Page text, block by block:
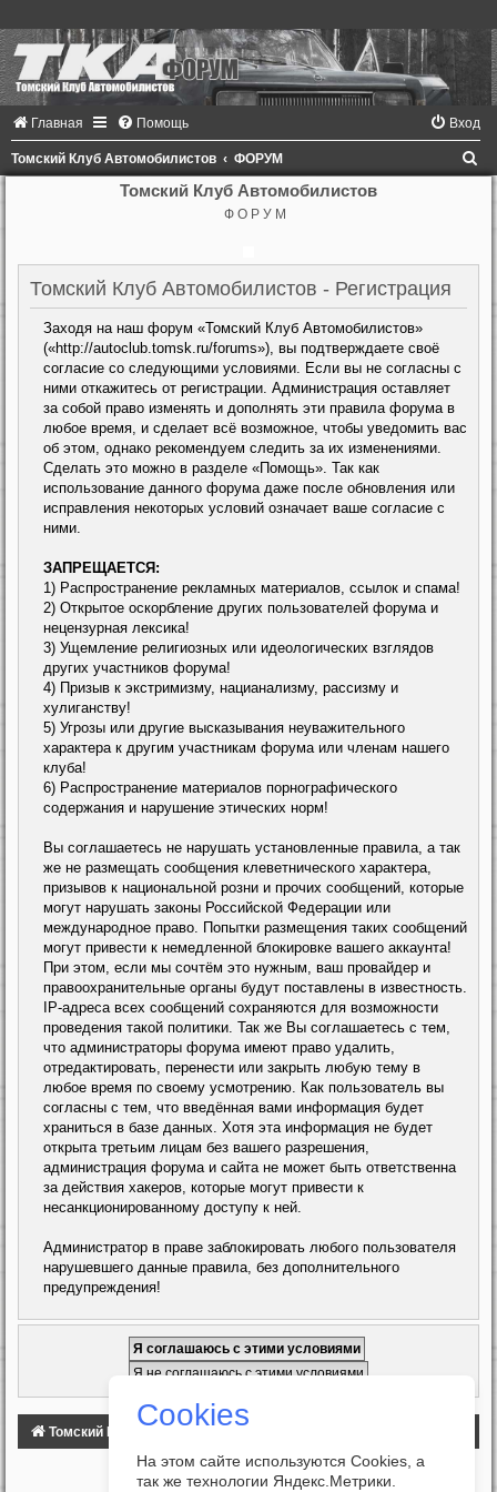
Главная Помощь Вход
Томский Клуб Автомобилистов ФОРУМ
Томский Клуб Автомобилистов
Ф О Р У М
Томский Клуб Автомобилистов - Регистрация
Заходя на наш форум «Томский Клуб Автомобилистов»
(«http://autoclub.tomsk.ru/forums»), вы подтверждаете своё
согласие со следующими условиями. Если вы не согласны с
ними откажитесь от регистрации. Администрация оставляет
за собой право изменять и дополнять эти правила форума в
любое время, и сделает всё возможное, чтобы уведомить вас
об этом, однако рекомендуем следить за их изменениями.
Сделать это можно в разделе «Помощь». Так как
использование данного форума даже после обновления или
исправления некоторых условий означает ваше согласие с
ними.
ЗАПРЕЩАЕТСЯ:
1) Распространение рекламных материалов, ссылок и спама!
2) Открытое оскорбление других пользователей форума и
нецензурная лексика!
3) Ущемление религиозных или идеологических взглядов
других участников форума!
4) Призыв к экстримизму, нацианализму, рассизму и
хулиганству!
5) Угрозы или другие высказывания неуважительного
характера к другим участникам форума или членам нашего
клуба!
6) Распространение материалов порнографического
содержания и нарушение этических норм!
Вы соглашаетесь не нарушать установленные правила, а так
же не размещать сообщения клеветнического характера,
призывов к национальной розни и прочих сообщений, которые
могут нарушать законы Российской Федерации или
международное право. Попытки размещения таких сообщений
могут привести к немедленной блокировке вашего аккаунта!
При этом, если мы сочтём это нужным, ваш провайдер и
правоохранительные органы будут поставлены в известность.
IP-адреса всех сообщений сохраняются для возможности
проведения такой политики. Так же Вы соглашаетесь с тем,
что администраторы форума имеют право удалить,
отредактировать, перенести или закрыть любую тему в
любое время по своему усмотрению. Как пользователь вы
согласны с тем, что введённая вами информация будет
храниться в базе данных. Хотя эта информация не будет
открыта третьим лицам без вашего разрешения,
администрация форума и сайта не может быть ответственна
за действия хакеров, которые могут привести к
несанкционированному доступу к ней.
Администратор в праве заблокировать любого пользователя
нарушевшего данные правила, без дополнительного
предупреждения!
Томский Клуб Автомобилистов
Cookies
На этом сайте используются Cookies, а
так же технологии Яндекс.Метрики.